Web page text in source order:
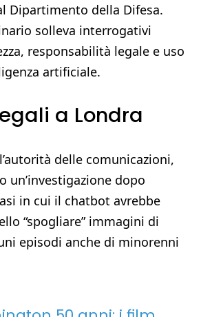
Dipartimento della Difesa.
solleva interrogativi
responsabilità legale e uso
artificiale.
a Londra
delle comunicazioni,
un’investigazione dopo
in cui il chatbot avrebbe
“spogliare” immagini di
episodi anche di minorenni